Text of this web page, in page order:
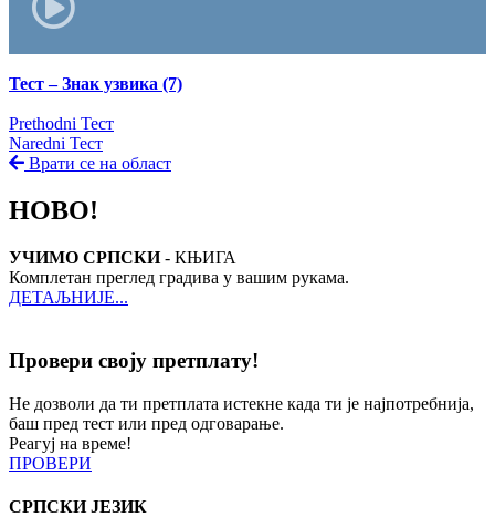
Тест – Знак узвика (7)
Prethodni Тест
Naredni Тест
Врати се на област
НОВО!
УЧИМО СРПСКИ- КЊИГА
Комплетан преглед градива у вашим рукама.
ДЕТАЉНИЈЕ...
Провери своју претплату!
Не дозволи да ти претплата истекне када ти је најпотребнија,
баш пред тест или пред одговарање.
Реагуј на време!
ПРОВЕРИ
СРПСКИ ЈЕЗИК